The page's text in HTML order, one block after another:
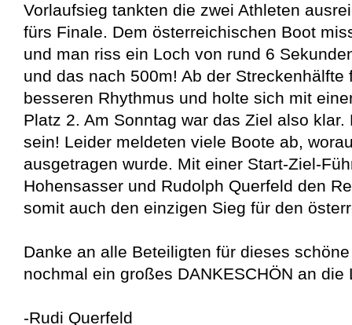
Vorlaufsieg tankten die zwei Athleten
fürs Finale. Dem österreichischen Boot
und man riss ein Loch von rund 6
und das nach 500m! Ab der Streckenhälfte
besseren Rhythmus und holte sich mit
Platz 2. Am Sonntag war das Ziel also
sein! Leider meldeten viele Boote ab,
ausgetragen wurde. Mit einer Start-Ziel-
Hohensasser und Rudolph Querfeld den
somit auch den einzigen Sieg für den
Danke an alle Beteiligten für dieses
nochmal ein großes DANKESCHÖN an
-Rudi Querfeld